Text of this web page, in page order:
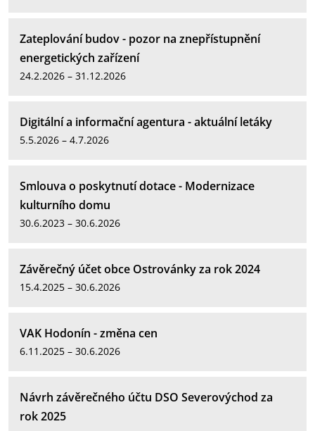
Zateplování budov - pozor na znepřístupnění
energetických zařízení
24.2.2026 – 31.12.2026
Digitální a informační agentura - aktuální letáky
5.5.2026 – 4.7.2026
Smlouva o poskytnutí dotace - Modernizace
kulturního domu
30.6.2023 – 30.6.2026
Závěrečný účet obce Ostrovánky za rok 2024
15.4.2025 – 30.6.2026
VAK Hodonín - změna cen
6.11.2025 – 30.6.2026
Návrh závěrečného účtu DSO Severovýchod za
rok 2025